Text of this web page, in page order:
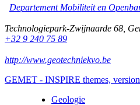
Departement Mobiliteit en
Technologiepark-Zwijnaarde 68
+32 9 240 75 89
http://www.geotechniekvo.be
GEMET - INSPIRE themes,
Geologie